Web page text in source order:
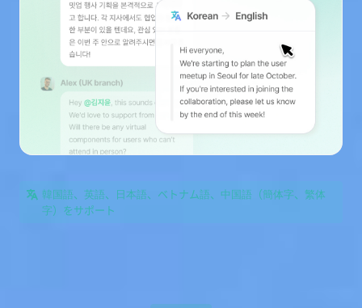
韓国語、英語、日本語、ベトナム語、中国語（簡体字、繁体
字）をサポート